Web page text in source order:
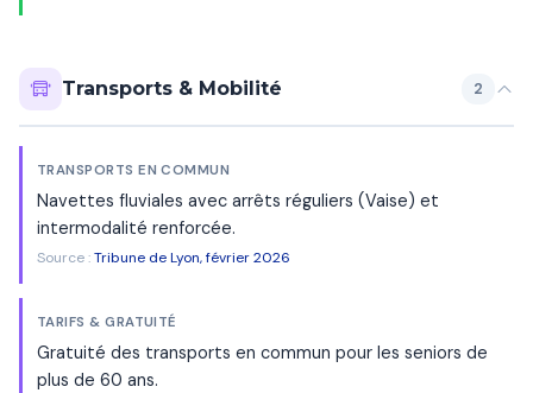
Transports & Mobilité 2
TRANSPORTS EN COMMUN
Navettes fluviales avec arrêts réguliers (Vaise) et
intermodalité renforcée.
Source :Tribune de Lyon, février 2026
TARIFS & GRATUITÉ
Gratuité des transports en commun pour les seniors de
plus de 60 ans.